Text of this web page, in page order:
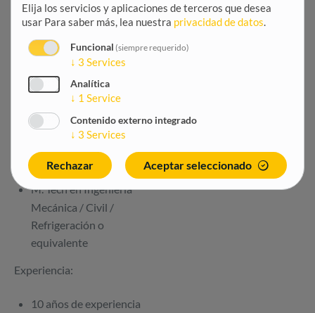
Supervisión e inspección
periódicas de la
construcción y el
mantenimiento de los
almacenes.
CUALIFICACIONES
Educación:
M. Tech en Ingeniería
Mecánica / Civil /
Refrigeración o
equivalente
Experiencia:
10 años de experiencia
Elija los servicios y aplicaciones de terceros que desea
usar Para saber más, lea nuestra privacidad de datos.
Funcional (siempre requerido)
↓ 3 Services
Analítica
↓ 1 Service
Contenido externo integrado
↓ 3 Services
Rechazar Aceptar seleccionado